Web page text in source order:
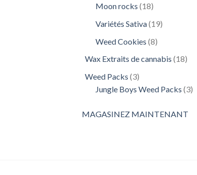
Moon rocks 1818
Variétés Sativa 1919
Weed Cookies 88
Wax Extraits de cannabis 1818
Weed Packs 33
produits
Jungle Boys Weed Packs 33
MAGASINEZ MAINTENANT